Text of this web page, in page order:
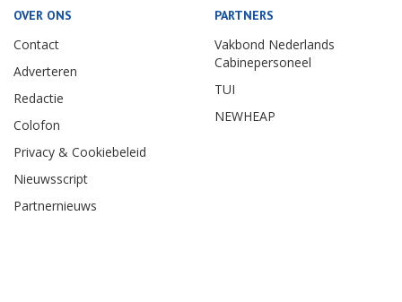
OVER ONS
Contact
Adverteren
Redactie
Colofon
Privacy & Cookiebeleid
Nieuwsscript
Partnernieuws
PARTNERS
Vakbond Nederlands
Cabinepersoneel
TUI
NEWHEAP